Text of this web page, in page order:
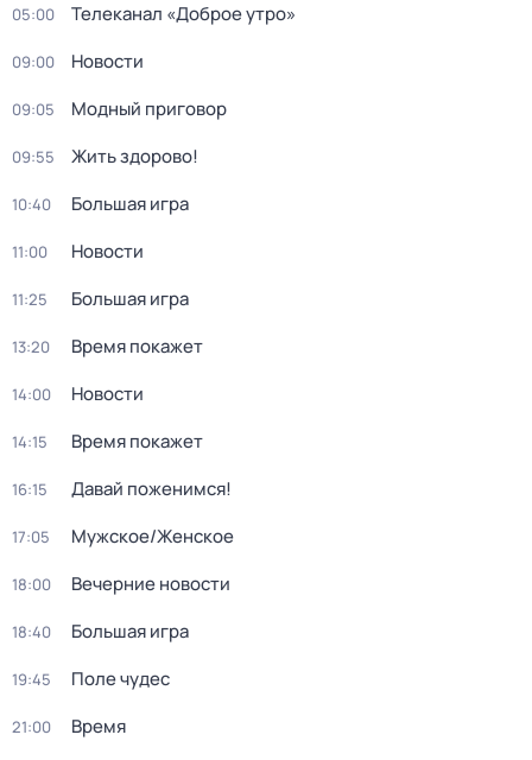
05:00 Телеканал «Доброе утро»
09:00 Новости
09:05 Модный приговор
09:55 Жить здорово!
10:40 Большая игра
11:00 Новости
11:25 Большая игра
13:20 Время покажет
14:00 Новости
14:15 Время покажет
16:15 Давай поженимся!
17:05 Мужское/Женское
18:00 Вечерние новости
18:40 Большая игра
19:45 Поле чудес
21:00 Время